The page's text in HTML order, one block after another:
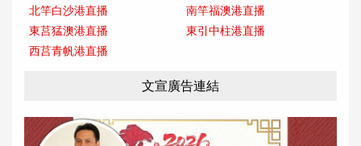
北竿白沙港直播
南竿福澳港直播
東莒猛澳港直播
東引中柱港直播
西莒青帆港直播
文宣廣告連結